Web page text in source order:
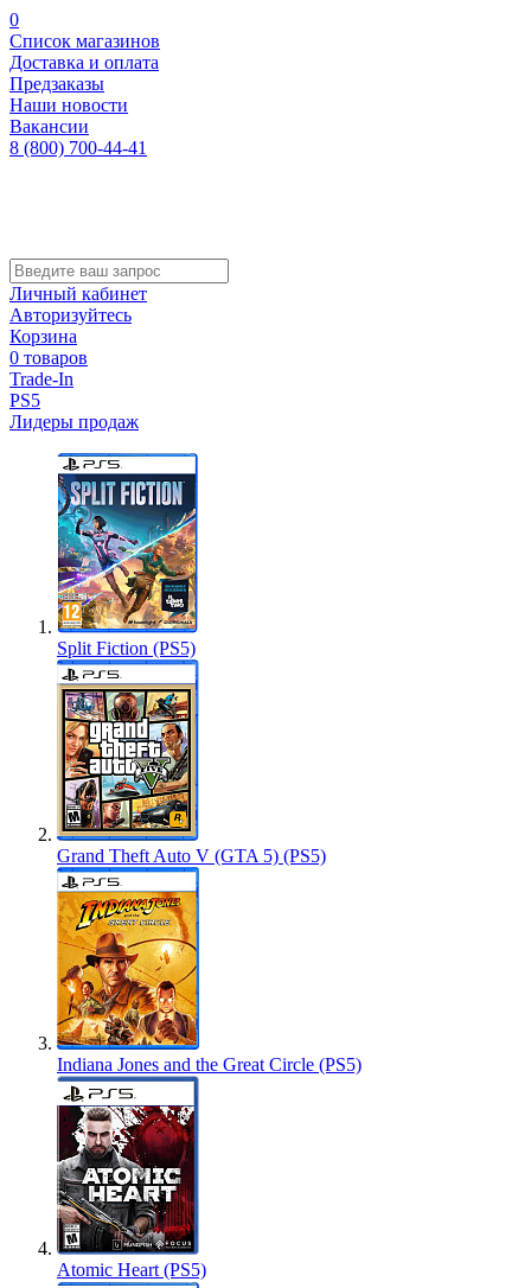
0
Список магазинов
Доставка и оплата
Предзаказы
Наши новости
Вакансии
8 (800) 700-44-41
Личный кабинет
Авторизуйтесь
Корзина
0 товаров
Trade-In
PS5
Лидеры продаж
Split Fiction (PS5)
Grand Theft Auto V (GTA 5) (PS5)
Indiana Jones and the Great Circle (PS5)
Atomic Heart (PS5)